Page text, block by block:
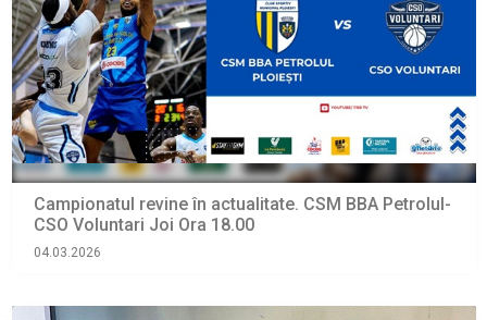
Campionatul revine în actualitate. CSM BBA Petrolul-
CSO Voluntari Joi Ora 18.00
04.03.2026